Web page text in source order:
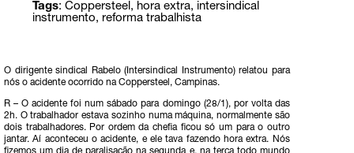
Tags: Coppersteel, hora extra, intersindical
instrumento, reforma trabalhista
O dirigente sindical Rabelo (Intersindical Instrumento) relatou para
nós o acidente ocorrido na Coppersteel, Campinas.
R – O acidente foi num sábado para domingo (28/1), por volta das
2h. O trabalhador estava sozinho numa máquina, normalmente são
dois trabalhadores. Por ordem da chefia ficou só um para o outro
jantar. Aí aconteceu o acidente, e ele tava fazendo hora extra. Nós